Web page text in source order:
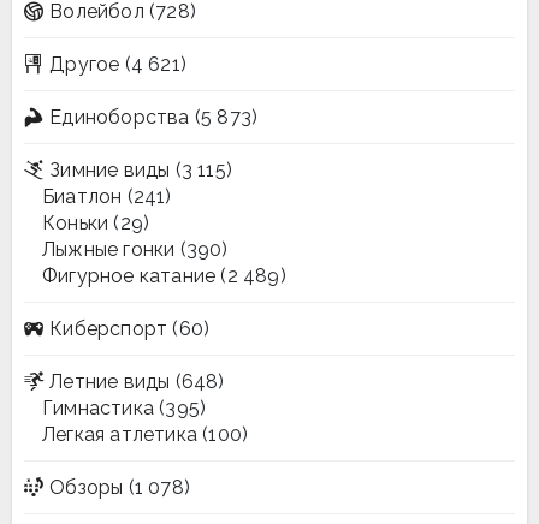
Волейбол (728)
Другое (4 621)
Единоборства (5 873)
Зимние виды (3 115)
Биатлон (241)
Коньки (29)
Лыжные гонки (390)
Фигурное катание (2 489)
Киберспорт (60)
Летние виды (648)
Гимнастика (395)
Легкая атлетика (100)
Обзоры (1 078)